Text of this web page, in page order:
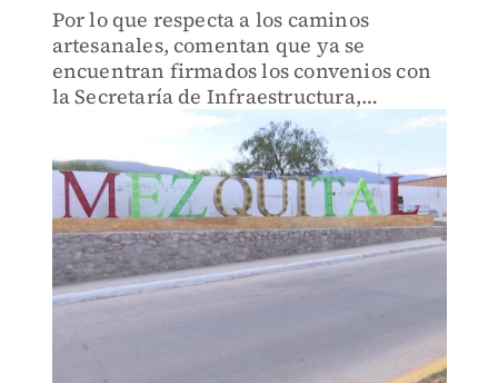
Por lo que respecta a los caminos
artesanales, comentan que ya se
encuentran firmados los convenios con
la Secretaría de Infraestructura,
Comunicaciones y Transportes.